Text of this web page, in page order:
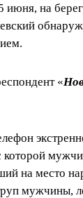
июня, на
«
на место
мужчины,